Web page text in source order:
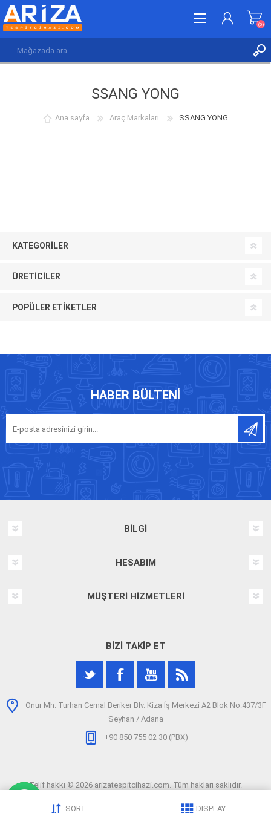
(0)
SSANG YONG
Ana sayfa Araç Markaları SSANG YONG
KATEGORILER
ÜRETICILER
POPÜLER ETIKETLER
HABER BÜLTENI
BILGI
HESABIM
MÜŞTERI HIZMETLERI
BIZI TAKIP ET
Onur Mh. Turhan Cemal Beriker Blv. Kiza İş Merkezi A2 Blok No:437/3F
Seyhan / Adana
+90 850 755 02 30 (PBX)
Telif hakkı © 2026 arizatespitcihazi.com. Tüm hakları saklıdır.
SORT DISPLAY